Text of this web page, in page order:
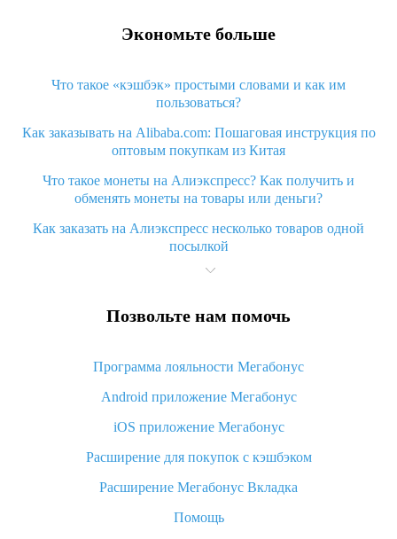
Экономьте больше
Что такое «кэшбэк» простыми словами и как им
пользоваться?
Как заказывать на Alibaba.com: Пошаговая инструкция по
оптовым покупкам из Китая
Что такое монеты на Алиэкспресс? Как получить и
обменять монеты на товары или деньги?
Как заказать на Алиэкспресс несколько товаров одной
посылкой
Что значит статус «Заказ закрыт» на Алиэкспресс и что
Что делать, если Алиэкспресс просит ввести паспортные
Как узнать, куда пришла посылка с Алиэкспресс
Вы отменили заказ на Алиэкспресс, когда вернут деньги?
Что такое баллы на Алиэкспресс, как их получить и
«AliExpress Standard Shipping»: что это за метод доставки и
как его отслеживать
Как покупать оптом на Алиэкспресс
Позвольте нам помочь
Программа лояльности Мегабонус
Android приложение Мегабонус
iOS приложение Мегабонус
Расширение для покупок с кэшбэком
Расширение Мегабонус Вкладка
Помощь